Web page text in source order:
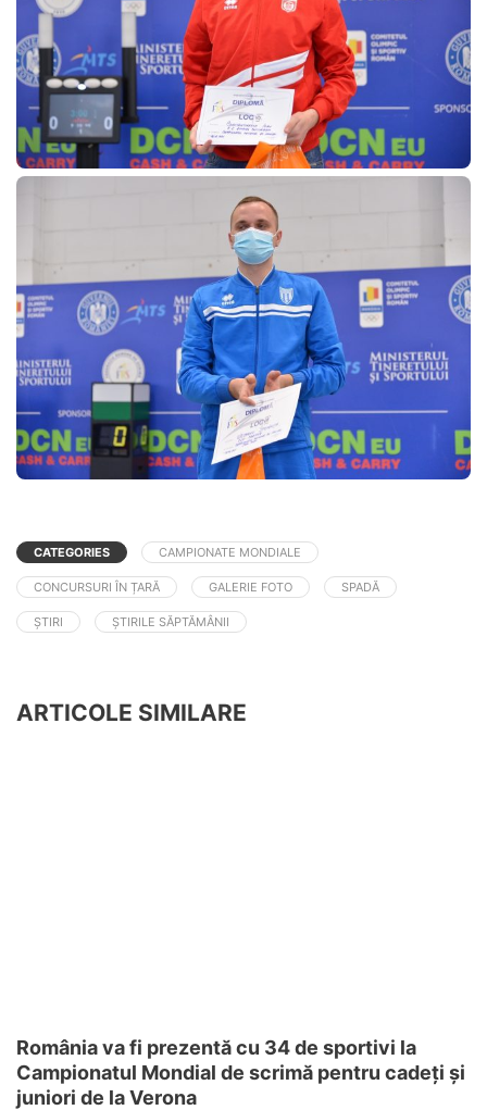
CATEGORIES CAMPIONATE MONDIALE
CONCURSURI ÎN ȚARĂ GALERIE FOTO SPADĂ
ȘTIRI ȘTIRILE SĂPTĂMÂNII
ARTICOLE SIMILARE
România va fi prezentă cu 34 de sportivi la
Campionatul Mondial de scrimă pentru cadeți și
juniori de la Verona